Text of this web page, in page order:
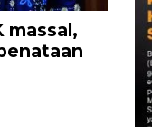
massal,